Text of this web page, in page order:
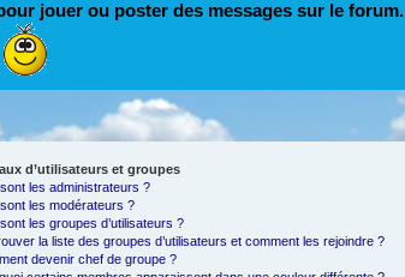
jouer ou poster des messages sur le forum.
d’utilisateurs et groupes
les administrateurs ?
les modérateurs ?
les groupes d’utilisateurs ?
la liste des groupes d’utilisateurs et comment les rejoindre ?
devenir chef de groupe ?